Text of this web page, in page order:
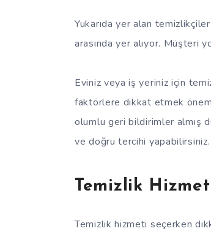
Yukarıda yer alan
arasında yer alıyor. Müşteri
Eviniz veya iş yeriniz için
faktörlere dikkat etmek
olumlu geri bildirimler almış
ve doğru tercihi yapabilirsiniz.
Temizlik
Temizlik hizmeti seçerken